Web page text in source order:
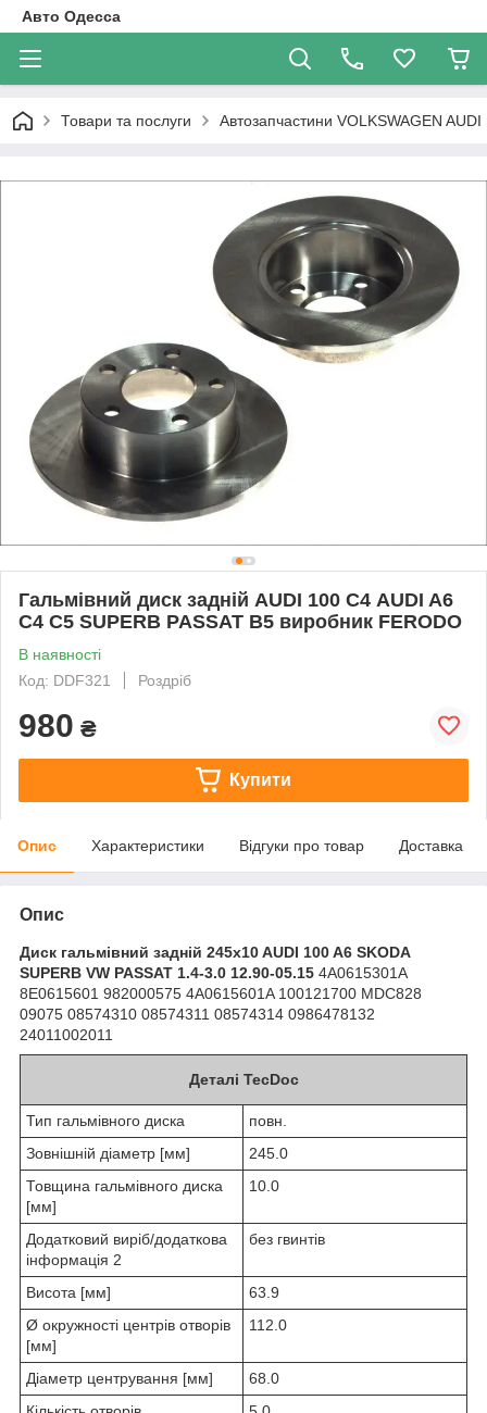
Авто Одесса
Товари та послуги Автозапчастини VOLKSWAGEN AUDI
Гальмівний диск задній AUDI 100 С4 AUDI A6
С4 С5 SUPERB PASSAT B5 виробник FERODO
В наявності
Код: DDF321
Роздріб
980 ₴
Купити
Опис Характеристики Відгуки про товар Доставка
Опис
Диск гальмівний задній 245x10 AUDI 100 A6 SKODA
SUPERB VW PASSAT 1.4-3.0 12.90-05.15 4A0615301A
8E0615601 982000575 4A0615601A 100121700 MDC828
09075 08574310 08574311 08574314 0986478132
24011002011
Деталі TecDoc
Тип гальмівного диска
повн.
Зовнішній діаметр [мм]
245.0
Товщина гальмівного диска
[мм]
10.0
Додатковий виріб/додаткова
інформація 2
без гвинтів
Висота [мм]
63.9
Ø окружності центрів отворів
[мм]
112.0
Діаметр центрування [мм]
68.0